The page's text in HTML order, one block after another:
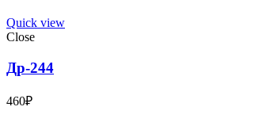
Quick view
Close
Др-244
460₽